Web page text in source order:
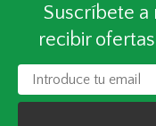
Suscríbete
recibir